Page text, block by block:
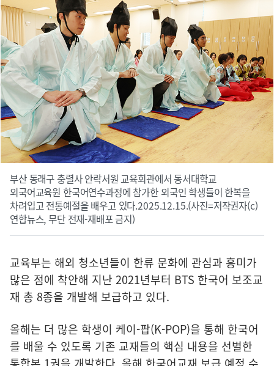
부산 동래구 충렬사 안락서원 교육회관에서 동서대학교
외국어교육원 한국어연수과정에 참가한 외국인 학생들이 한복을
차려입고 전통예절을 배우고 있다.2025.12.15.(사진=저작권자(c)
연합뉴스, 무단 전재-재배포 금지)
교육부는 해외 청소년들이 한류 문화에 관심과 흥미가
많은 점에 착안해 지난 2021년부터 BTS 한국어 보조교
재 총 8종을 개발해 보급하고 있다.
올해는 더 많은 학생이 케이-팝(K-POP)을 통해 한국어
를 배울 수 있도록 기존 교재들의 핵심 내용을 선별한